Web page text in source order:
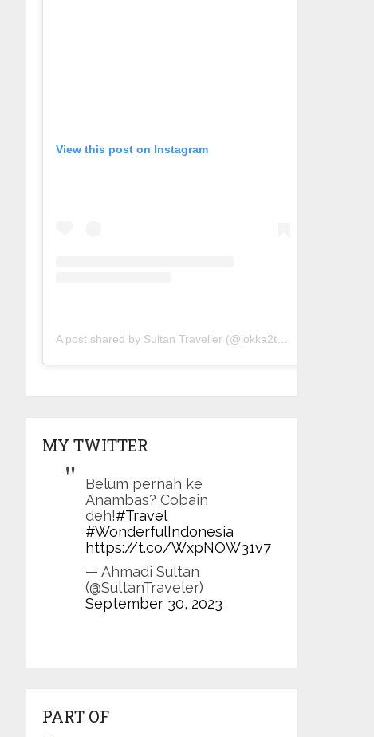
View this post on Instagram
A post shared by Sultan Traveller (@jokka2traveller)
MY TWITTER
Belum pernah ke
Anambas? Cobain
deh!#Travel
#WonderfulIndonesia
https://t.co/WxpNOW31v7
— Ahmadi Sultan
(@SultanTraveler)
September 30, 2023
PART OF